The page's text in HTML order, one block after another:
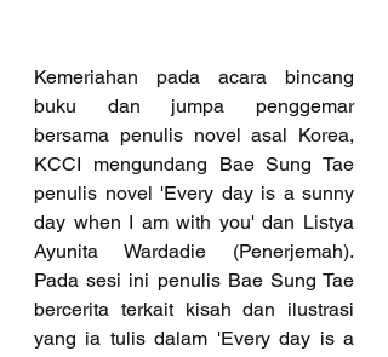
Kemeriahan pada acara bincang
buku dan jumpa penggemar
bersama penulis novel asal Korea,
KCCI mengundang Bae Sung Tae
penulis novel 'Every day is a sunny
day when I am with you' dan Listya
Ayunita Wardadie (Penerjemah).
Pada sesi ini penulis Bae Sung Tae
bercerita terkait kisah dan ilustrasi
yang ia tulis dalam 'Every day is a